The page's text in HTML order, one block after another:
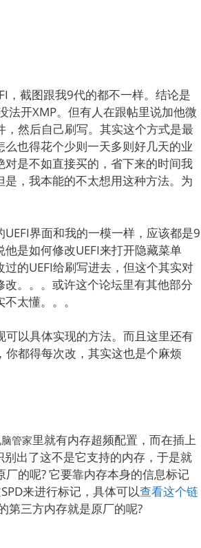
，截图跟我9代的都不一样。结论是
法开XMP。但有人在跟帖里说加他微
然后自己刷写。其实这个方式是最
也得花个少则一天多则好几天的业
是不如直接买的，省下来的时间我
，我本能的不太想用这种方法。为
界面和我的一模一样，应该都是9
是如何修改UEFI来打开隐藏菜单
的UEFI给刷写进去，但这个其实对
。。。或许这个论坛里有其他部分
太懂。。。
可以具体实现的方法。而且这里还有
你都得每次改，其实这也是个麻烦
管家里就有内存超频配置，而在插上
别出了这不是它支持的内存，于是就
的呢? 它要靠内存本身的信息标记
来进行标记，具体可以查看这个链
第三方内存就是原厂的呢?